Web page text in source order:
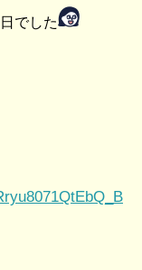
でした